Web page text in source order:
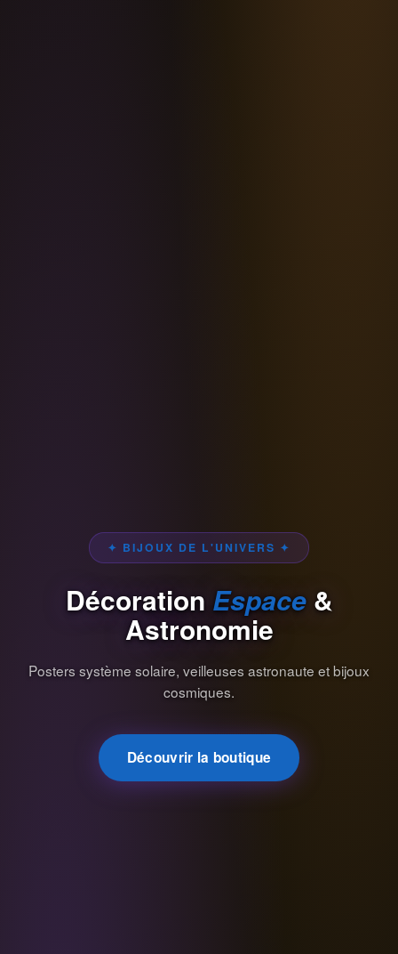
✦ BIJOUX DE L'UNIVERS ✦
Décoration Espace&
Astronomie
Posters système solaire, veilleuses astronaute et bijoux
cosmiques.
Découvrir la boutique